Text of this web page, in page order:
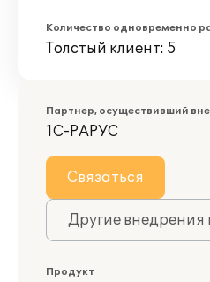
Количество одновременно
Толстый клиент: 5
Партнер, осуществивший
1С-РАРУС
Связаться
Другие внедрения
Продукт